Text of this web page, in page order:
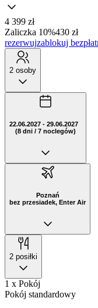
4 399 zł
Zaliczka 10%430 zł
rezerwujzablokuj
2 osoby
22.06.2027 - 29.06.2027
(8 dni / 7 noclegów)
Poznań
bez przesiadek, Enter Air
2 posiłki
1 x Pokój
Pokój standardowy